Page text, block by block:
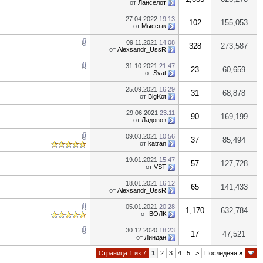
от Ланселот
27.04.2022 19:13
от Мыссык 102 155,053
09.11.2021 14:08
от Alexsandr_UssR 328 273,587
31.10.2021 21:47
от Svat 23 60,659
25.09.2021 16:29
от BigKot 31 68,878
29.06.2021 23:11
от Ладовоз 90 169,199
09.03.2021 10:56
от katran 37 85,494
19.01.2021 15:47
от VST 57 127,728
18.01.2021 16:12
от Alexsandr_UssR 65 141,433
05.01.2021 20:28
от ВОЛК 1,170 632,784
30.12.2020 18:23
от Линдан 17 47,521
Страница 1 из 7 1 2 3 4 5 > Последняя »